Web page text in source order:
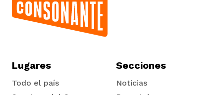
Lugares
Todo el país
Secciones
Noticias